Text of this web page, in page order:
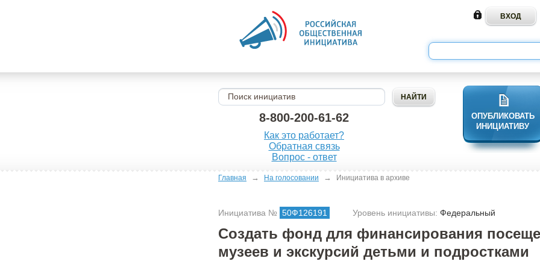
8-800-200-61-62
Как это работает?
Обратная связь
Вопрос - ответ
ОПУБЛИКОВАТЬ
ИНИЦИАТИВУ
Главная → На голосовании → Инициатива в архиве
Инициатива № 50Ф126191 Уровень инициативы: Федеральный
Создать фонд для финансирования
музеев и экскурсий детьми и подростками